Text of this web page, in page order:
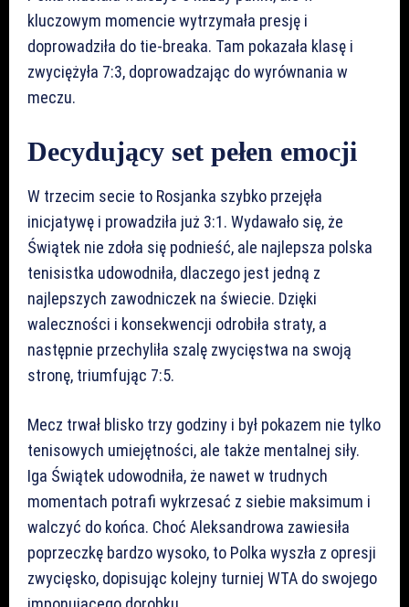
kluczowym momencie wytrzymała presję i
doprowadziła do tie-breaka. Tam pokazała klasę i
zwyciężyła 7:3, doprowadzając do wyrównania w
meczu.
Decydujący set pełen emocji
W trzecim secie to Rosjanka szybko przejęła
inicjatywę i prowadziła już 3:1. Wydawało się, że
Świątek nie zdoła się podnieść, ale najlepsza polska
tenisistka udowodniła, dlaczego jest jedną z
najlepszych zawodniczek na świecie. Dzięki
waleczności i konsekwencji odrobiła straty, a
następnie przechyliła szalę zwycięstwa na swoją
stronę, triumfując 7:5.
Mecz trwał blisko trzy godziny i był pokazem nie tylko
tenisowych umiejętności, ale także mentalnej siły.
Iga Świątek udowodniła, że nawet w trudnych
momentach potrafi wykrzesać z siebie maksimum i
walczyć do końca. Choć Aleksandrowa zawiesiła
poprzeczkę bardzo wysoko, to Polka wyszła z opresji
zwycięsko, dopisując kolejny turniej WTA do swojego